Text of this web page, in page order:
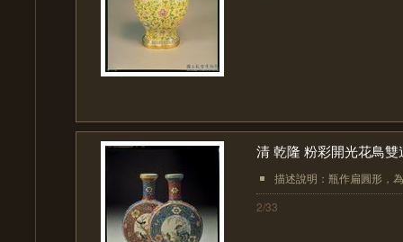
清 乾隆 粉彩開光花鳥雙
描述說明：瓶作扁圓形，
2/33